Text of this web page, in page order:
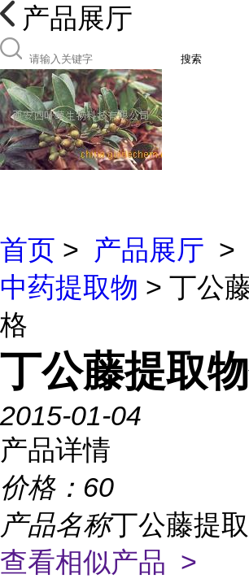
产品展厅
搜索
首页 > 产品展厅 >
中药提取物 > 丁公
格
丁公藤提取
2015-01-04
产品详情
价格： 60
产品名称丁公藤提
查看相似产品 >